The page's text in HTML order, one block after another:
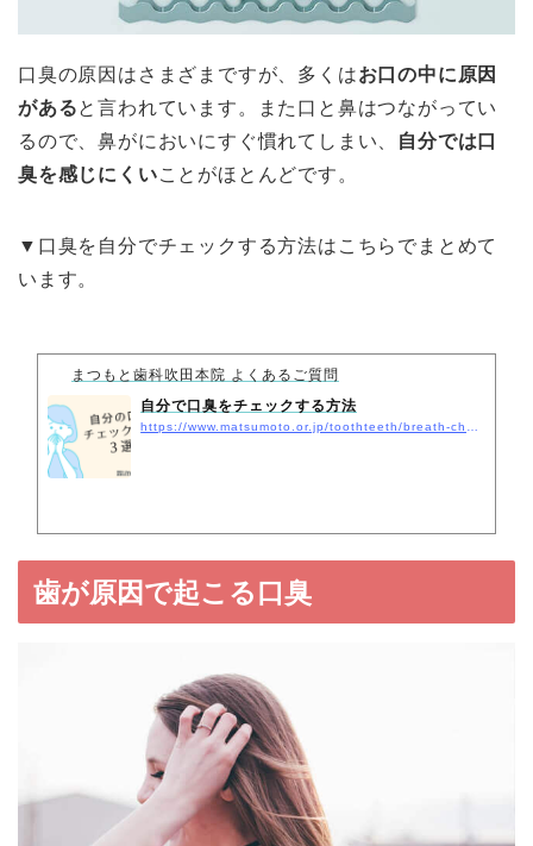
口臭の原因はさまざまですが、多くはお口の中に原因
があると言われています。また口と鼻はつながってい
るので、鼻がにおいにすぐ慣れてしまい、
自分では口
臭を感じにくいことがほとんどです 。
▼口臭を自分でチェックする方法はこちらでまとめて
います。
まつもと歯科吹田本院 よくあるご質問
自分で口臭をチェックする方法
歯が原因で起こる口臭